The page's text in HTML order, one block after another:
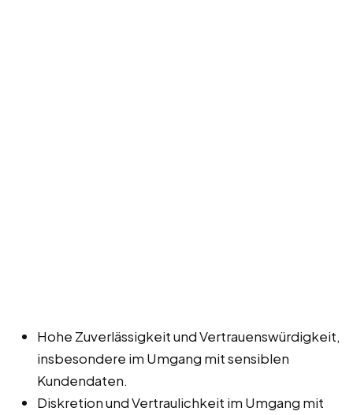
Hohe Zuverlässigkeit und Vertrauenswürdigkeit,
insbesondere im Umgang mit sensiblen
Kundendaten.
Diskretion und Vertraulichkeit im Umgang mit